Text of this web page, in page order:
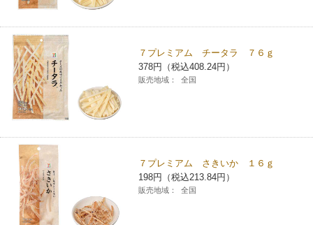
ニンテンドー・ダウンロードカード
スキャン
ファクス
チケット
スポーツ振興くじ
行政サービス
セブン銀行ATM
ご利用可能なお支払い方法
各種料金のお支払い
レジでApple Accountにチャージ
オンラインフォトサービス
チケットぴあ
イープラス
CNプレイガイド
タワーレコード
セブンネットショッピング
停電時のサービス停止のお知らせ
貸借対照表・損益計算書
沿革
国内店舗数
セブン‐イレブンの海外事業
データで見るセブン‐イレブン
GREEN CHALLENGE 2050
4VISIONS
サステナビリティレポート
報告書ライブラリー
店舗検索
ネットショッピング
お問い合わせ
Language
English (Corporate)
English (Services)
中文[繁體字](服務)
简体中文(服务)
한국어(서비스)
ภาษาไทย(บริการ)
７プレミアム チータラ ７６ｇ
378円（税込408.24円）
販売地域： 全国
７プレミアム さきいか １６ｇ
198円（税込213.84円）
販売地域： 全国